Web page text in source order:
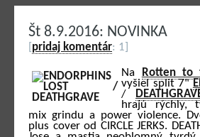
Št 8.9.2016: NOVINKA
pridaj komentár: 1]
Na
Rotten to
vyšiel split 7"
/
hrajú rýchly,
mix grindu a power violence.
plus cover od CIRCLE JERKS.